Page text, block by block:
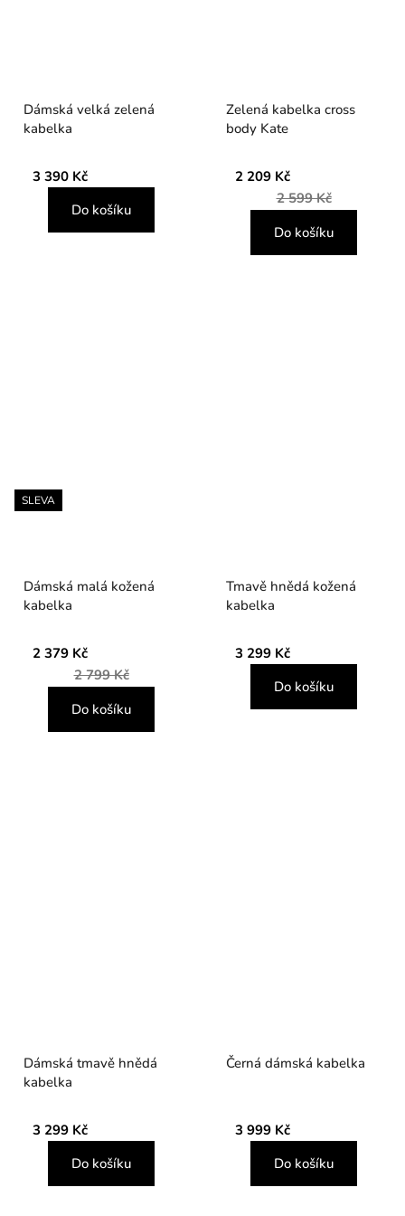
Dámská velká zelená
kabelka
3 390 Kč
Do košíku
Zelená kabelka cross
body Kate
2 209 Kč
2 599 Kč
Do košíku
SLEVA
Dámská malá kožená
kabelka
2 379 Kč
2 799 Kč
Do košíku
Tmavě hnědá kožená
kabelka
3 299 Kč
Do košíku
Dámská tmavě hnědá
kabelka
3 299 Kč
Do košíku
Černá dámská kabelka
3 999 Kč
Do košíku